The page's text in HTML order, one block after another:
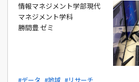
情報マネジメント学部現代
マネジメント学科
勝間豊 ゼミ
#データ #地域 #リサーチ